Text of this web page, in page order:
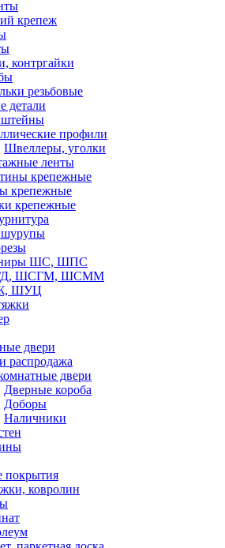
крепеж
контргайки
резьбовые
детали
профили
Швеллеры, уголки
ленты
крепежные
крепежные
крепежные
шурупы
ШС, ШПС
ШСГМ, ШСММ
ШУЦ
двери
распродажа
двери
Дверные короба
Доборы
Наличники
покрытия
ковролин